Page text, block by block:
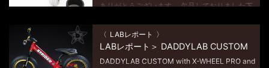
ありがとうございます。 欠品しておりました下
だいておりましたユーザー様には、長々とお待た
せいたしまして大変申し訳ございませんでした。
LABレポート
LABレポート＞ DADDYLAB CUSTOM
DADDYLAB CUSTOM with X-WHEEL PRO and